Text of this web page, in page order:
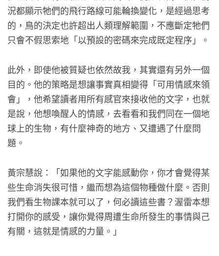
況都顯示牠們的飛行路線可能輪換變化，是經過思考
的，鳥的決定也許超出人類理解範圍，不應斷定牠們
只會不假思索地「以預設的密碼來完成既定程序」。
此外，即使他被質疑也依然故我，其實還有另外一個
目的。他的策略是想讓事實真相變得「可用情感來領
會」，他希望讀者用所有感官來接收他的文字，也就
是說，他想喚醒人的情感，去看看和我們同在一個地
球上的生物，有什麼神奇的地方、又遭遇了什麼問
題。
黃宗慧說：「如果他的文字能感動你，你才會覺得某
些生命消失很可惜，繼而想為這個物種做什麼。否則
我們看生物課本就可以了，何必讀這些書？渥雷本想
打開你的感受，讓你覺得周遭生命所發生的事情與己
有關，這就是情感的力量。」